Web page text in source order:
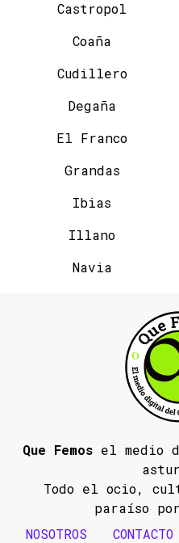
Castropol
Coaña
Cudillero
Degaña
El Franco
Grandas
Ibias
Illano
Navia
Que Femos el medio
Todo el ocio,
paraíso
NOSOTROS
CONTACTO